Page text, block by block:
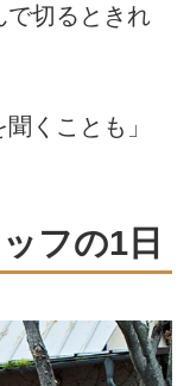
で切るときれ
くことも」
フの1日